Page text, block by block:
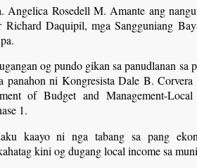
Rosedell M. Amante ang
Daquipil, mga Sangguniang
og pundo gikan sa panudlanan sa
panahon ni Kongresista Dale B.
of Budget and Management-Local
1.
kaayo ni nga tabang sa pang
kini og dugang local income sa